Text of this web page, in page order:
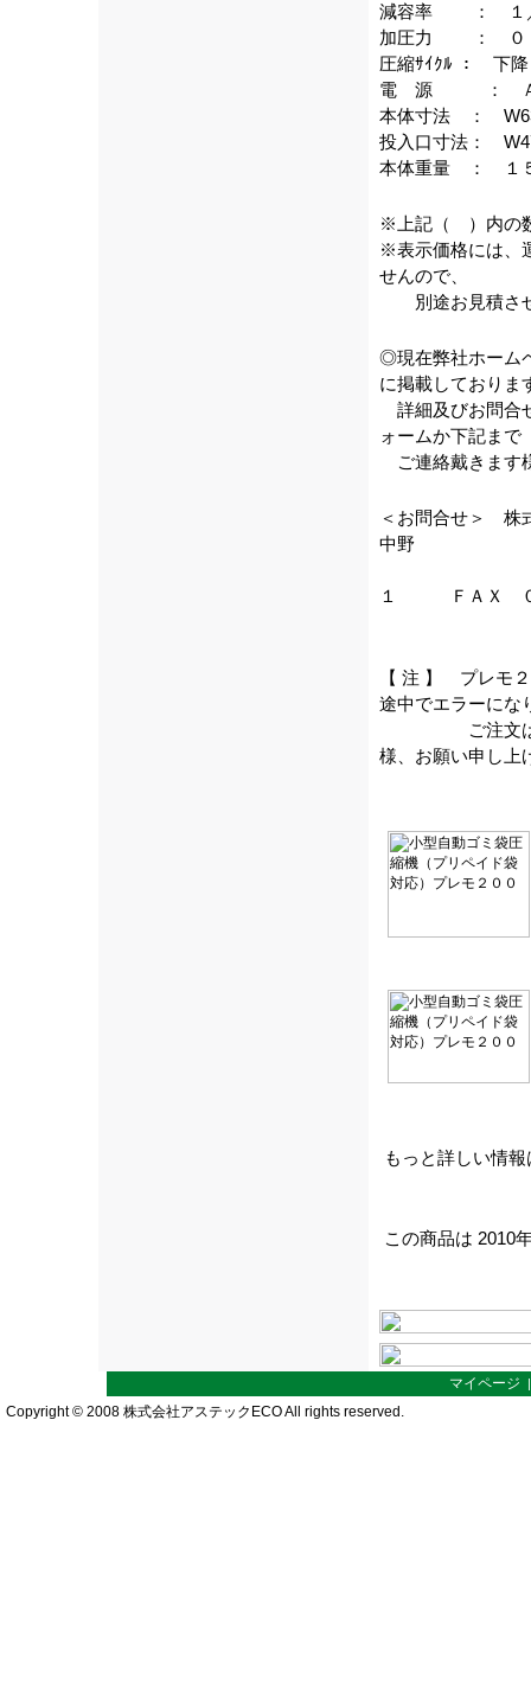
減容率 ： １／
加圧力 ： ０．
圧縮ｻｲｸﾙ ： 下降
電 源 ： ＡＣ
本体寸法 ：
投入口寸法：
本体重量 ： １
※上記（ ）内の
※表示価格には、
せんので、
別途お見積さ
◎現在弊社ホーム
に掲載しておりま
詳細及びお問合
ォームか下記まで
ご連絡戴きます
＜お問合せ＞
中野
１ ＦＡＸ ０５
【 注 】 プレモ
途中でエラーにな
ご注文はメー
様、お願い申し上
もっと詳しい情
この商品は 2010
マイページ
Copyright © 2008 株式会社アステックECO All rights reserved.